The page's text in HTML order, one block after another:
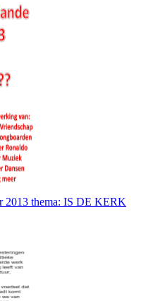
2013 thema: IS DE KERK